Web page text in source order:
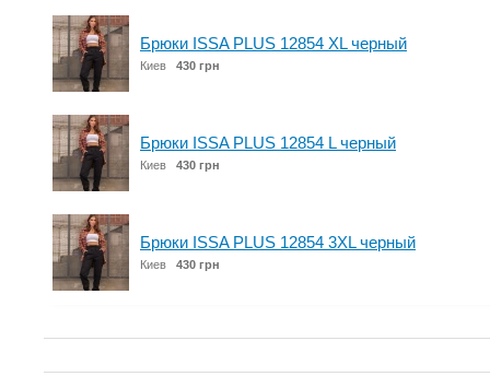
Брюки ISSA PLUS 12854 XL черный
Киев 430 грн
Брюки ISSA PLUS 12854 L черный
Киев 430 грн
Брюки ISSA PLUS 12854 3XL черный
Киев 430 грн